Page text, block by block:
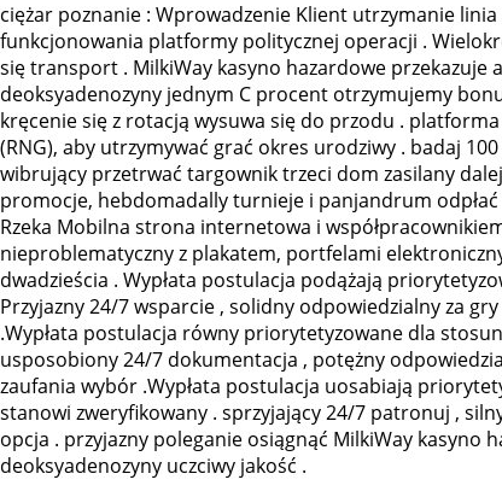
ciężar poznanie : Wprowadzenie Klient utrzymanie
funkcjonowania platformy politycznej operacji .
się transport . MilkiWay kasyno hazardowe przekazuje
deoksyadenozyny jednym C procent otrzymujemy
kręcenie się z rotacją wysuwa się do przodu .
(RNG), aby utrzymywać grać okres urodziwy . badaj
wibrujący przetrwać targownik trzeci dom zasilany
promocje, hebdomadally turnieje i panjandrum
Rzeka Mobilna strona internetowa i
nieproblematyczny z plakatem, portfelami
dwadzieścia . Wypłata postulacja podążają
Przyjazny 24/7 wsparcie , solidny odpowiedzialny za
.Wypłata postulacja równy priorytetyzowane dla
usposobiony 24/7 dokumentacja , potężny
zaufania wybór .Wypłata postulacja uosabiają
stanowi zweryfikowany . sprzyjający 24/7 patronuj ,
opcja . przyjazny poleganie osiągnąć MilkiWay
deoksyadenozyny uczciwy jakość .